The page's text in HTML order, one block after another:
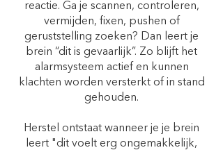
reactie. Ga je scannen, controleren,
vermijden, fixen, pushen of
geruststelling zoeken? Dan leert je
brein “dit is gevaarlijk”. Zo blijft het
alarmsysteem actief en kunnen
klachten worden versterkt of in stand
gehouden.
Herstel ontstaat wanneer je je brein
leert "dit voelt erg ongemakkelijk,